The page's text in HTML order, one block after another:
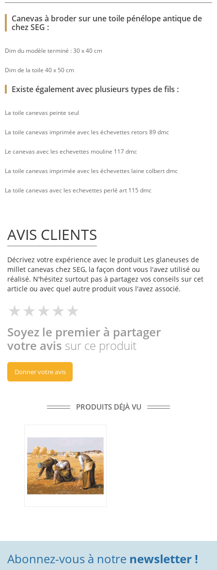
Canevas à broder sur une toile pénélope antique de
chez SEG :
Dim du modèle terminé : 30 x 40 cm
Dim de la toile 40 x 50 cm
Existe également avec plusieurs types de fils :
La toile canevas peinte seul
La toile canevas imprimée avec les échevettes retors 89 dmc
Le canevas avec les echevettes mouline 117 dmc
La toile canevas imprimée avec les échevettes laine colbert dmc
La toile canevas avec les echevettes perlé art 115 dmc
AVIS CLIENTS
Décrivez votre expérience avec le produit Les glaneuses de
millet canevas chez SEG, la façon dont vous l'avez utilisé ou
réalisé. N'hésitez surtout pas à partagez vos conseils sur cet
article ou avec quel autre produit vous l'avez associé.
Soyez le premier à partager
votre avis sur ce produit
Donner votre avis
PRODUITS DÉJÀ VU
Abonnez-vous à notre newsletter !